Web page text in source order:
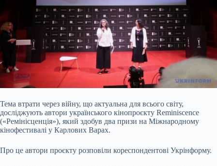
Тема втрати через війну, що актуальна для всього світу,
досліджують автори українського кінопроєкту Reminiscence
(«Ремінісценція»), який здобув два призи на Міжнародному
кінофестивалі у Карлових Варах.
Про це автори проєкту розповіли кореспондентові Укрінформу.